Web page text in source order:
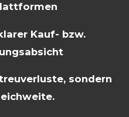
Kauf- bzw.
sondern